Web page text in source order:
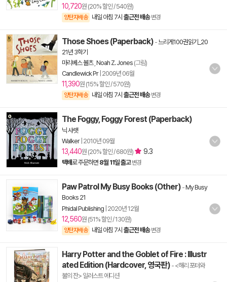
10,720원 (20% 할인 / 540원)
양탄자배송 내일 아침 7시 출근전 배송 변경
Those Shoes (Paperback) -느리게100권읽기_20
21년 3학기
마리베스 볼츠, Noah Z. Jones (그림)
Candlewick Pr| 2009년 06월
11,390원 (15% 할인 / 570원)
양탄자배송 내일 아침 7시 출근전 배송 변경
The Foggy, Foggy Forest (Paperback)
닉 샤랫
Walker| 2010년 09월
13,440원 (20% 할인 / 680원) 9.3
택배로 주문하면 8월 11일 출고 변경
Paw Patrol My Busy Books (Other) -My Busy
Books 21
Phidal Publishing 2020년 12월
12,560원 (51% 할인 / 130원)
양탄자배송 내일 아침 7시 출근전 배송 변경
Harry Potter and the Goblet of Fire : Illustr
ated Edition (Hardcover, 영국판) - <해리 포터와
불의 잔> 일러스트 에디션